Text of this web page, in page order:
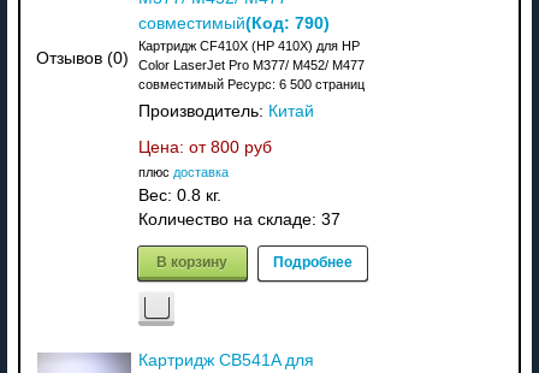
Отзывов (0)
совместимый(Код: 790)
Картридж CF410X (HP 410X) для HP
Color LaserJet Pro M377/ M452/ M477
совместимый Ресурс: 6 500 страниц
Производитель: Китай
Цена: от 800 руб
плюс доставка
Вес: 0.8 кг.
Количество на складе: 37
В корзину Подробнее
Картридж CB541A для